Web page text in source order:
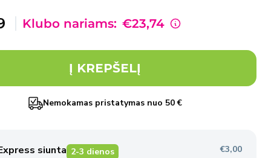
Klubo nariams: €23,74
Į KREPŠELĮ
Nemokamas pristatymas nuo 50 €
siunta 2-3 dienos €3,00